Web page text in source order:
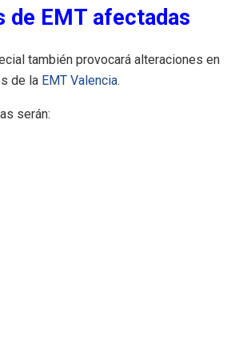
de EMT afectadas
también provocará alteraciones en
de la EMT Valencia.
serán: